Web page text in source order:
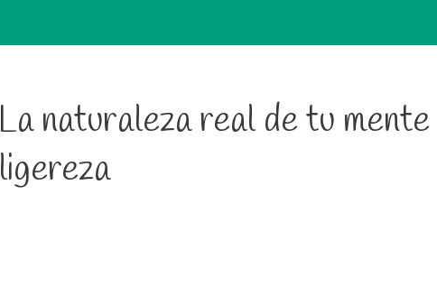
La naturaleza real de tu
ligereza